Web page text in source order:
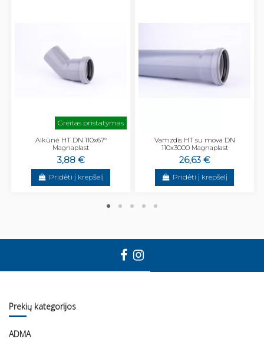
Greitas pristatymas
Alkūnė HT DN 110x67°
Magnaplast
3,88 €
Pridėti į krepšelį
Vamzdis HT su mova DN
110x3000 Magnaplast
26,63 €
Pridėti į krepšelį
Prekių kategorijos
ADMA